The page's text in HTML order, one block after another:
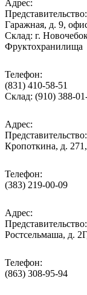
Адрес:
Гаражная, д. 9,
Склад: г.
Фруктохранилища
Телефон:
(831) 410-58-51
Склад: (910) 388-
Адрес:
Кропоткина, д.
Телефон:
(383) 219-00-09
Адрес:
Ростсельмаша, д.
Телефон:
(863) 308-95-94